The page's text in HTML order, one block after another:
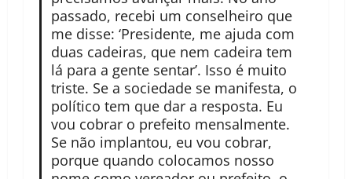
passado, recebi um conselheiro que
me disse: ‘Presidente, me ajuda com
duas cadeiras, que nem cadeira tem
lá para a gente sentar’. Isso é muito
triste. Se a sociedade se manifesta, o
político tem que dar a resposta. Eu
vou cobrar o prefeito mensalmente.
Se não implantou, eu vou cobrar,
porque quando colocamos nosso